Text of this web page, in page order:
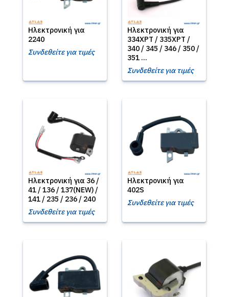
Ηλεκτρονική για
2240
Συνδεθείτε για τιμές
Ηλεκτρονική για
334XPT / 335XPT /
340 / 345 / 346 / 350 /
351 ...
Συνδεθείτε για τιμές
Ηλεκτρονική για 36 /
41 / 136 / 137(NEW) /
141 / 235 / 236 / 240
Συνδεθείτε για τιμές
Ηλεκτρονική για
402S
Συνδεθείτε για τιμές